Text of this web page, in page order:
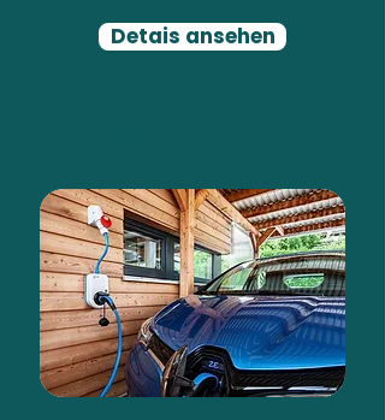
Detais ansehen